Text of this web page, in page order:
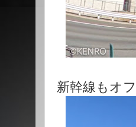
新幹線もオ